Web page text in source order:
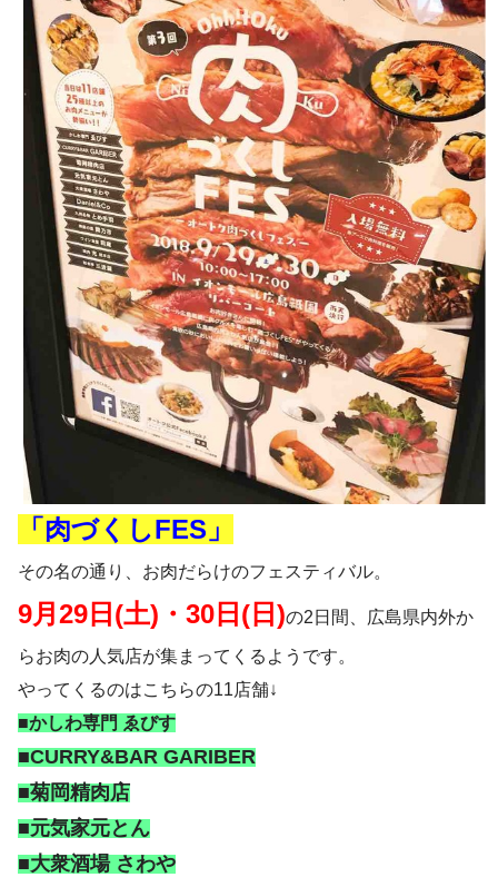
「肉づくしFES」
その名の通り、お肉だらけのフェスティバル。
9月29日(土)・30日(日)の2日間、広島県内外か
らお肉の人気店が集まってくるようです。
やってくるのはこちらの11店舗↓
■かしわ専門 ゑびす
■CURRY&BAR GARIBER
■菊岡精肉店
■元気家元とん
■大衆酒場 さわや